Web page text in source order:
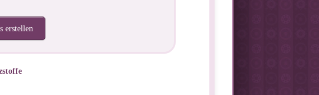
erstellen